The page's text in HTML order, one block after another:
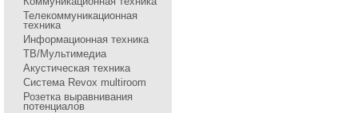
Телекоммуникационная
техника
Информационная техника
ТВ/Мультимедиа
Акустическая техника
Система Revox multiroom
Розетка выравнивания
потенциалов